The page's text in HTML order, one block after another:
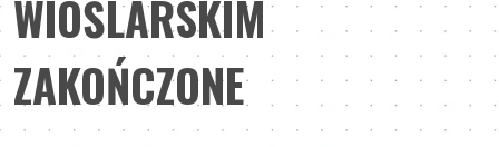
WIOŚLARSKIM
ZAKOŃCZONE